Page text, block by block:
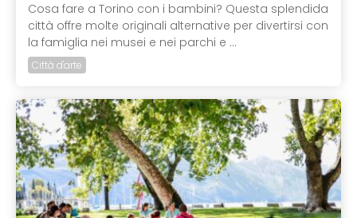
Cosa fare a Torino con i bambini? Questa splendida
città offre molte originali alternative per divertirsi con
la famiglia nei musei e nei parchi e ...
Città d'arte